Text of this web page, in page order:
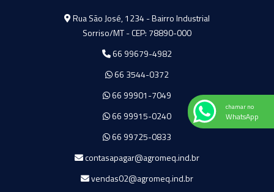
Agromeq
Rua São José, 1234 - Bairro Industrial
Sorriso/MT - CEP: 78890-000
66 99679-4982
66 3544-0372
66 99901-7049
66 99915-0240
66 99725-0833
contasapagar@agromeq.ind.br
vendas02@agromeq.ind.br
chamar no
WhatsApp